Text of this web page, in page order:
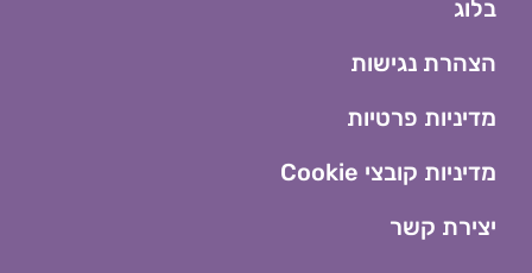
בלוג
הצהרת נגישות
מדיניות פרטיות
מדיניות קובצי Cookie​
יצירת קשר